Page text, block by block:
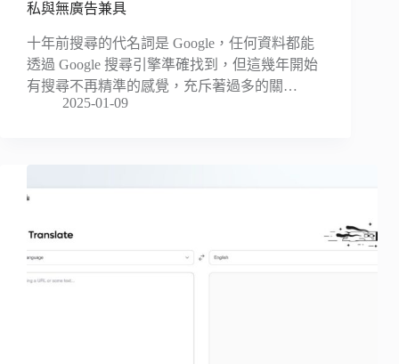
私與無廣告兼具
十年前搜尋的代名詞是 Google，任何資料都能
透過 Google 搜尋引擎準確找到，但這幾年開始
有搜尋不再精準的感覺，充斥著過多的關…
2025-01-09